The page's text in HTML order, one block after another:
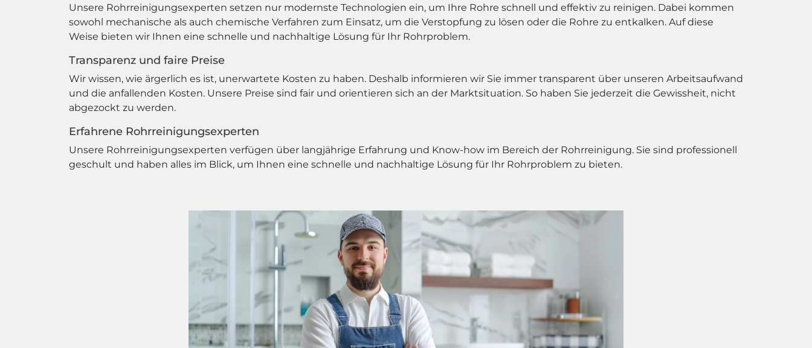
Unsere Rohrreinigungsexperten setzen nur modernste Technologien ein, um Ihre Rohre schnell und effektiv zu reinigen. Dabei kommen
sowohl mechanische als auch chemische Verfahren zum Einsatz, um die Verstopfung zu lösen oder die Rohre zu entkalken. Auf diese
Weise bieten wir Ihnen eine schnelle und nachhaltige Lösung für Ihr Rohrproblem.
Transparenz und faire Preise
Wir wissen, wie ärgerlich es ist, unerwartete Kosten zu haben. Deshalb informieren wir Sie immer transparent über unseren Arbeitsaufwand
und die anfallenden Kosten. Unsere Preise sind fair und orientieren sich an der Marktsituation. So haben Sie jederzeit die Gewissheit, nicht
abgezockt zu werden.
Erfahrene Rohrreinigungsexperten
Unsere Rohrreinigungsexperten verfügen über langjährige Erfahrung und Know-how im Bereich der Rohrreinigung. Sie sind professionell
geschult und haben alles im Blick, um Ihnen eine schnelle und nachhaltige Lösung für Ihr Rohrproblem zu bieten.